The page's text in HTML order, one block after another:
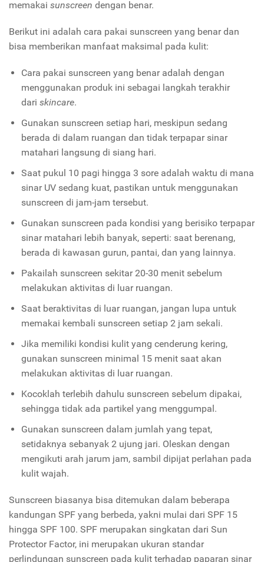
memakai sunscreen dengan benar.
Berikut ini adalah cara pakai sunscreen yang benar dan
bisa memberikan manfaat maksimal pada kulit:
Cara pakai sunscreen yang benar adalah dengan
menggunakan produk ini sebagai langkah terakhir
dari skincare.
Gunakan sunscreen setiap hari, meskipun sedang
berada di dalam ruangan dan tidak terpapar sinar
matahari langsung di siang hari.
Saat pukul 10 pagi hingga 3 sore adalah waktu di mana
sinar UV sedang kuat, pastikan untuk menggunakan
sunscreen di jam-jam tersebut.
Gunakan sunscreen pada kondisi yang berisiko terpapar
sinar matahari lebih banyak, seperti: saat berenang,
berada di kawasan gurun, pantai, dan yang lainnya.
Pakailah sunscreen sekitar 20-30 menit sebelum
melakukan aktivitas di luar ruangan.
Saat beraktivitas di luar ruangan, jangan lupa untuk
memakai kembali sunscreen setiap 2 jam sekali.
Jika memiliki kondisi kulit yang cenderung kering,
gunakan sunscreen minimal 15 menit saat akan
melakukan aktivitas di luar ruangan.
Kocoklah terlebih dahulu sunscreen sebelum dipakai,
sehingga tidak ada partikel yang menggumpal.
Gunakan sunscreen dalam jumlah yang tepat,
setidaknya sebanyak 2 ujung jari. Oleskan dengan
mengikuti arah jarum jam, sambil dipijat perlahan pada
kulit wajah.
Sunscreen biasanya bisa ditemukan dalam beberapa
kandungan SPF yang berbeda, yakni mulai dari SPF 15
hingga SPF 100. SPF merupakan singkatan dari Sun
Protector Factor, ini merupakan ukuran standar
perlindungan sunscreen pada kulit terhadap paparan sinar